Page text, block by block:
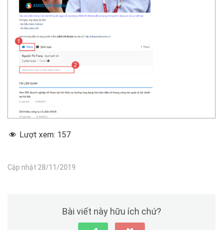
Lượt xem: 157
Cập nhật 28/11/2019
Bài viết này hữu ích chứ?